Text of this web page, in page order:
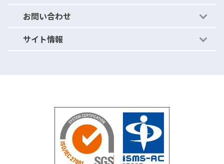
ご紹介キャンペーン
パートナープログラム
お問い合わせ
よくあるご質問
無料トライアル
サイト情報
個人情報保護方針